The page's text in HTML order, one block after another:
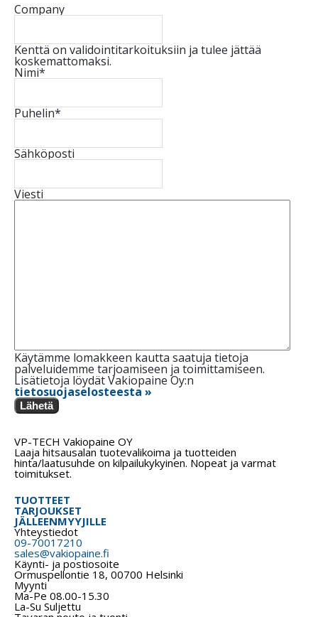
Company
Kenttä on validointitarkoituksiin ja tulee jättää
koskemattomaksi.
Nimi*
Puhelin*
Sähköposti
Viesti
Käytämme lomakkeen kautta saatuja tietoja
palveluidemme tarjoamiseen ja toimittamiseen.
Lisätietoja löydät Vakiopaine Oy:n
tietosuojaselosteesta »
Lähetä
VP-TECH Vakiopaine OY
Laaja hitsausalan tuotevalikoima ja tuotteiden
hinta/laatusuhde on kilpailukykyinen. Nopeat ja varmat
toimitukset.
TUOTTEET
TARJOUKSET
JÄLLEENMYYJILLE
Yhteystiedot
09-70017210
sales@vakiopaine.fi
Käynti- ja postiosoite
Ormuspellontie 18, 00700 Helsinki
Myynti
Ma-Pe 08.00-15.30
La-Su Suljettu